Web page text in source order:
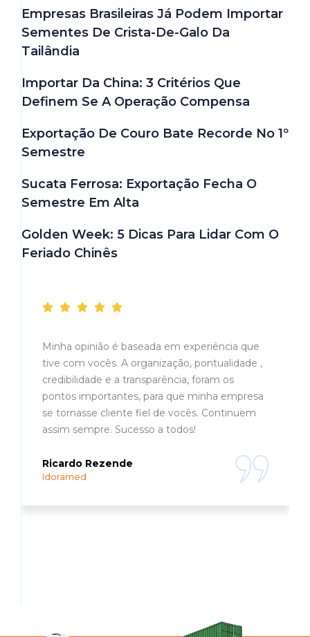
Empresas Brasileiras Já Podem Importar
Sementes De Crista-De-Galo Da
Tailândia
Importar Da China: 3 Critérios Que
Definem Se A Operação Compensa
Exportação De Couro Bate Recorde No 1º
Semestre
Sucata Ferrosa: Exportação Fecha O
Semestre Em Alta
Golden Week: 5 Dicas Para Lidar Com O
Feriado Chinês
Minha opinião é baseada em experiência que
tive com vocês. A organização, pontualidade ,
credibilidade e a transparência, foram os
pontos importantes, para que minha empresa
se tornasse cliente fiel de vocês. Continuem
assim sempre. Sucesso a todos!
Ricardo Rezende
Idoramed